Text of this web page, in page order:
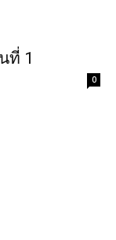
ที่ 1
0